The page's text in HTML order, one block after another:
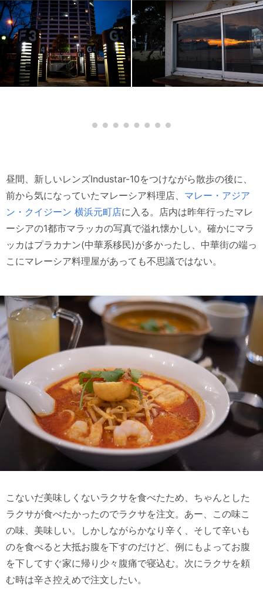
昼間、新しいレンズIndustar-10をつけながら散歩の後に、
前から気になっていたマレーシア料理店、 マレー・アジア
ン・クイジーン 横浜元町店に入る。店内は昨年行ったマレ
ーシアの1都市マラッカの写真で溢れ懐かしい。確かにマラ
ッカはプラカナン(中華系移民)が多かったし、中華街の端っ
こにマレーシア料理屋があっても不思議ではない。
こないだ美味しくないラクサを食べたため、ちゃんとした
ラクサが食べたかったのでラクサを注文。あー、この味こ
の味、美味しい。しかしながらかなり辛く、そして辛いも
のを食べると大抵お腹を下すのだけど、例にもよってお腹
を下してすぐ家に帰り少々腹痛で寝込む。次にラクサを頼
む時は辛さ控えめで注文したい。